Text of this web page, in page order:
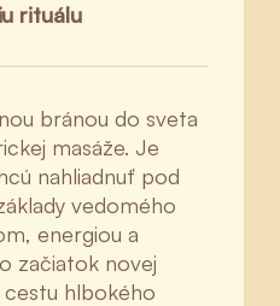
rituálu
bránou do sveta
masáže. Je
nahliadnuť pod
vedomého
energiou a
začiatok novej
hlbokého